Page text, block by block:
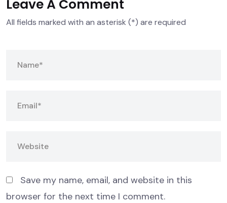
Leave A Comment
All fields marked with an asterisk (*) are required
Save my name, email, and website in this
browser for the next time I comment.